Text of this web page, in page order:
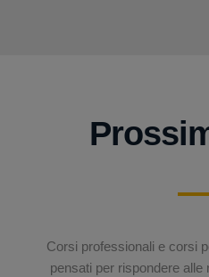
Corsi professionali e corsi
pensati per rispondere alle